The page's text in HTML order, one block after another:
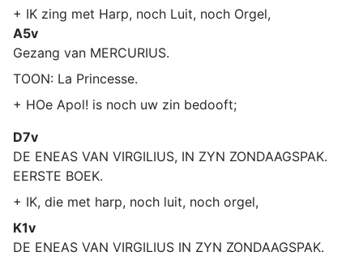
+ IK zing met Harp, noch Luit, noch Orgel,
A5v
Gezang van MERCURIUS.
TOON: La Princesse.
+ HOe Apol! is noch uw zin bedooft;
D7v
DE ENEAS VAN VIRGILIUS, IN ZYN ZONDAAGSPAK.
EERSTE BOEK.
+ IK, die met harp, noch luit, noch orgel,
K1v
DE ENEAS VAN VIRGILIUS IN ZYN ZONDAAGSPAK.